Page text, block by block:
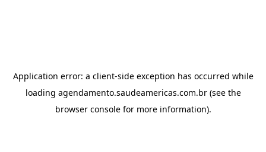
Application error: a client-side exception has occurred while
loading agendamento.saudeamericas.com.br(see the
browser consolefor more information).